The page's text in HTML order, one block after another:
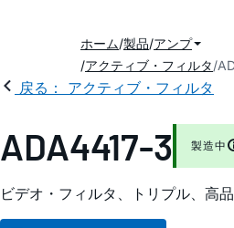
ホーム 製品 アンプ
アクティブ・フィルタ
戻る： アクティブ・フィルタ
ADA4417-3 製造中
ビデオ・フィルタ、トリプル、高